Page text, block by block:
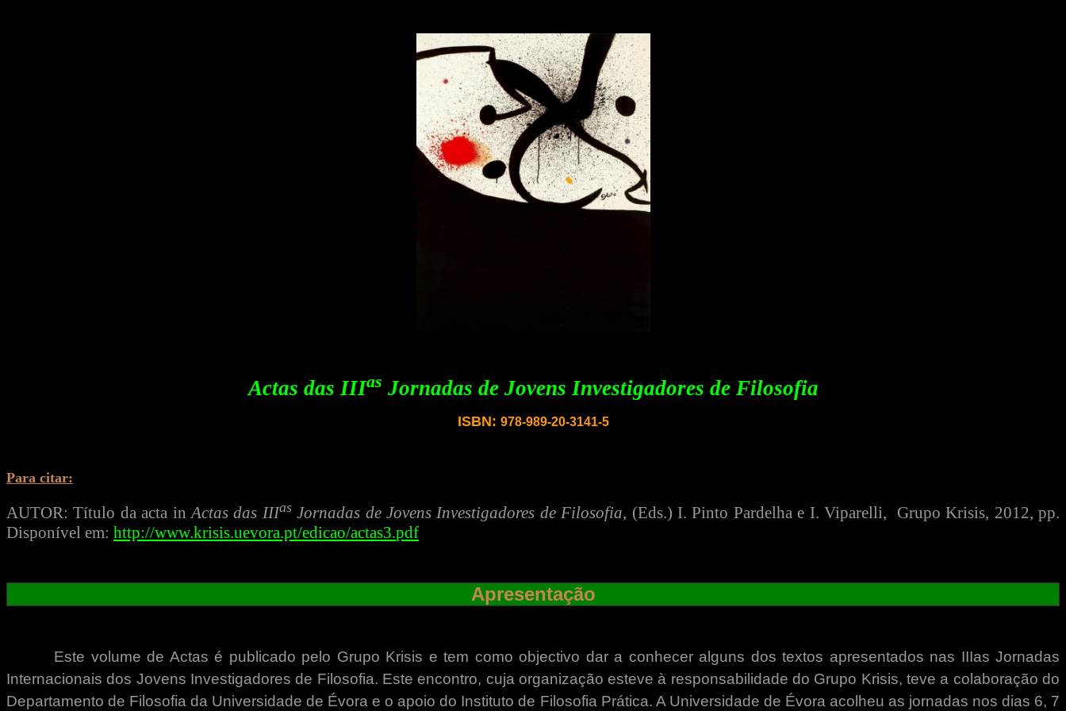
Actas das IIIas Jornadas de Jovens Investigadores de Filosofia
ISBN: 978-989-20-3141-5
Para citar:
AUTOR: Título da acta inActas das IIIas Jornadas de Jovens Investigadores de Filosofia, (Eds.) I. Pinto Pardelha e I. Viparelli, Grupo Krisis, 2012, pp.
Disponível em: http://www.krisis.uevora.pt/edicao/actas3.pdf
Apresentação
Este volume de Actas é publicado pelo Grupo Krisis e tem como objectivo dar a conhecer alguns dos textos apresentados nas IIIas Jornadas
Internacionais dos Jovens Investigadores de Filosofia. Este encontro, cuja organização esteve à responsabilidade do Grupo Krisis, teve a colaboração do
Departamento de Filosofia da Universidade de Évora e o apoio do Instituto de Filosofia Prática. A Universidade de Évora acolheu as jornadas nos dias 6, 7